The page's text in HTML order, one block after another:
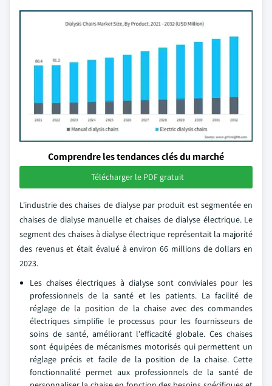
Comprendre les tendances clés du marché
Télécharger le PDF gratuit
L'industrie des chaises de dialyse par produit est segmentée en
chaises de dialyse manuelle et chaises de dialyse électrique. Le
segment des chaises à dialyse électrique représentait la majorité
des revenus et était évalué à environ 66 millions de dollars en
2023.
Les chaises électriques à dialyse sont conviviales pour les
professionnels de la santé et les patients. La facilité de
réglage de la position de la chaise avec des commandes
électriques simplifie le processus pour les fournisseurs de
soins de santé, améliorant l'efficacité globale. Ces chaises
sont équipées de mécanismes motorisés qui permettent un
réglage précis et facile de la position de la chaise. Cette
fonctionnalité permet aux professionnels de la santé de